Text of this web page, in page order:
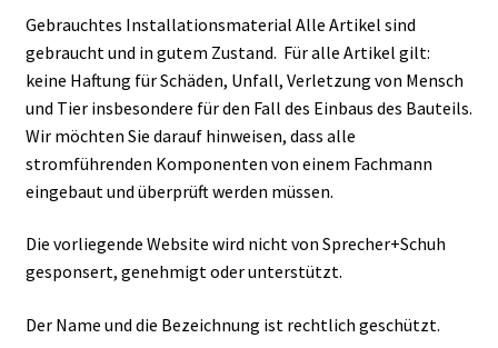
Gebrauchtes Installationsmaterial Alle Artikel sind
gebraucht und in gutem Zustand. Für alle Artikel gilt:
keine Haftung für Schäden, Unfall, Verletzung von Mensch
und Tier insbesondere für den Fall des Einbaus des Bauteils.
Wir möchten Sie darauf hinweisen, dass alle
stromführenden Komponenten von einem Fachmann
eingebaut und überprüft werden müssen.
Die vorliegende Website wird nicht von Sprecher+Schuh
gesponsert, genehmigt oder unterstützt.
Der Name und die Bezeichnung ist rechtlich geschützt.